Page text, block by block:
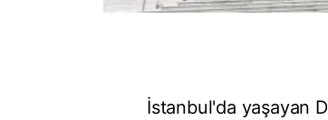
İstanbul'da yaşayan